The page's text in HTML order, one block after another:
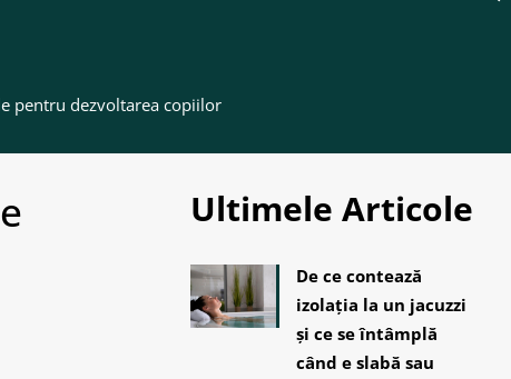
pentru dezvoltarea copiilor
Ultimele Articole
De ce contează
izolația la un jacuzzi
și ce se întâmplă
când e slabă sau